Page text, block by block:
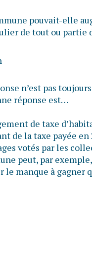
pouvait-elle
de tout ou partie
n’est pas
réponse est…
de taxe
de la taxe payée en
votés par les
peut, par
manque à gagner